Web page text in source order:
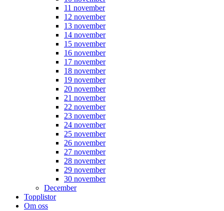
11 november
12 november
13 november
14 november
15 november
16 november
17 november
18 november
19 november
20 november
21 november
22 november
23 november
24 november
25 november
26 november
27 november
28 november
29 november
30 november
December
Topplistor
Om oss